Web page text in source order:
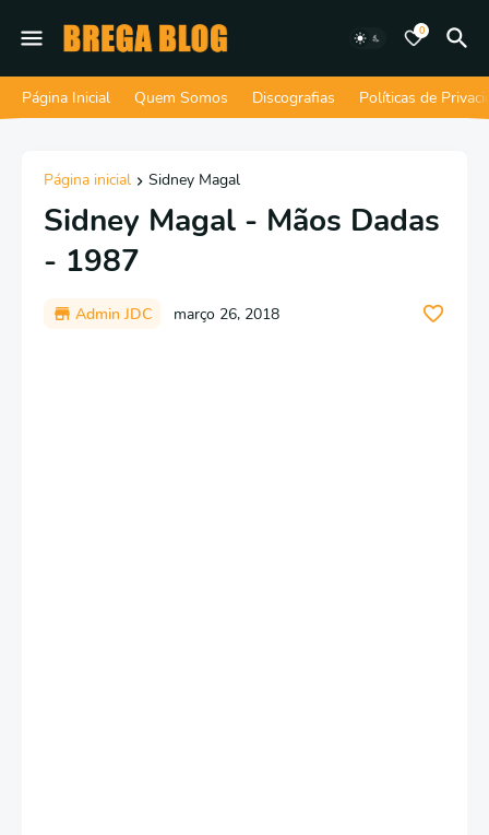
0
Página Inicial Quem Somos Discografias Políticas de
Página inicial Sidney Magal
Sidney Magal - Mãos Dadas
- 1987
Admin JDC março 26, 2018